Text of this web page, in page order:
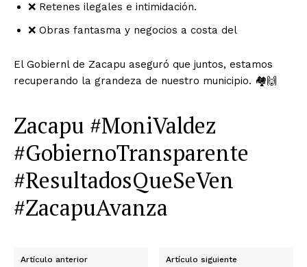
❌ Retenes ilegales e intimidación.
❌ Obras fantasma y negocios a costa del
El Gobiernl de Zacapu aseguró que juntos, estamos
recuperando la grandeza de nuestro municipio. 🏘️🙌
Zacapu #MoniValdez
#GobiernoTransparente
#ResultadosQueSeVen
#ZacapuAvanza
Artículo anterior Artículo siguiente